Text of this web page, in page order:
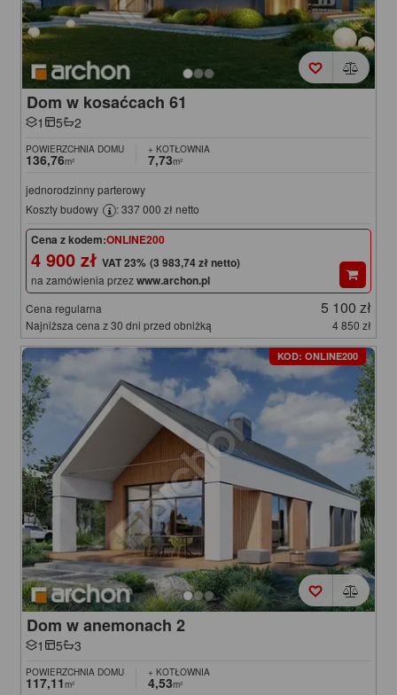
Dom w kosaćcach 61
1 5 2
POWIERZCHNIA DOMU
136,76m²
+ KOTŁOWNIA
7,73m²
jednorodzinny parterowy
Koszty budowy
: 337 000 zł netto
Cena z kodem:ONLINE200
4 900 zł (3 983,74 zł netto)
na zamówienia przezwww.archon.pl
Cena regularna 5 100 zł
Najniższa cena z 30 dni przed obniżką 4 850 zł
KOD: ONLINE200
Dom w anemonach 2
1 5 3
POWIERZCHNIA DOMU
117,11m²
+ KOTŁOWNIA
4,53m²